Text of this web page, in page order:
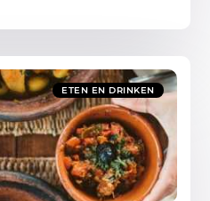
ETEN EN DRINKEN